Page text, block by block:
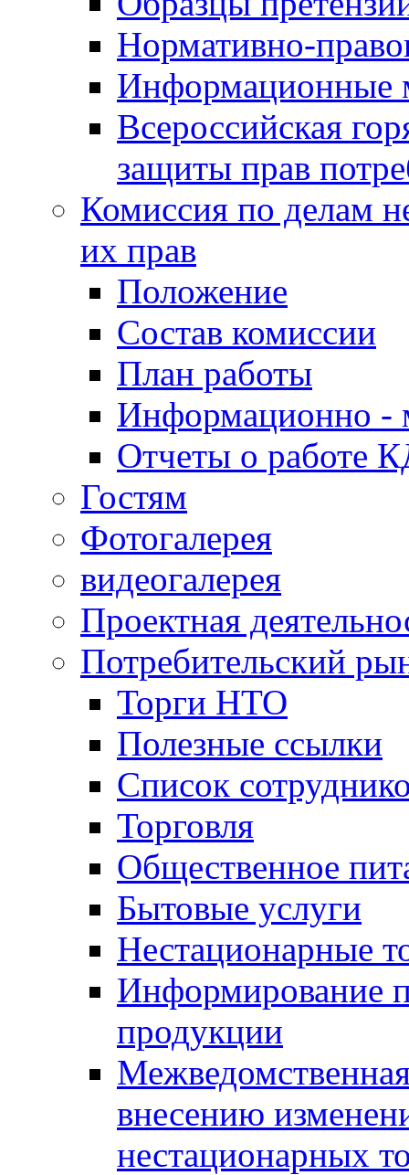
Нормативно-
Информационные
Всероссийская
защиты прав
Комиссия по делам
их прав
Положение
Состав комиссии
План работы
Информационно -
Отчеты о работе
Гостям
Фотогалерея
видеогалерея
Проектная
Потребительский
Торги НТО
Полезные ссылки
Список
Торговля
Общественное
Бытовые услуги
Нестационарные
Информирование
продукции
внесению
нестационарных